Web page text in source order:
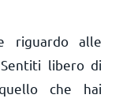
riguardo alle
libero di
che hai